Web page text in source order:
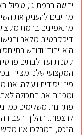
ירושה ברמת גן, טיפול
מחויבים להעניק את
מתאפיינים ברמת
דיסקרטיות מלאה
הוא ייחודי ודורש
קטנות ועד לבתים
המקצועי שלנו מצויד
פינוי יסודית ויעילה.
ומפנים את התכולה
פתרונות משלימים כמו
לרצפות. תהליך העבודה
הנכס, במהלכו אנו